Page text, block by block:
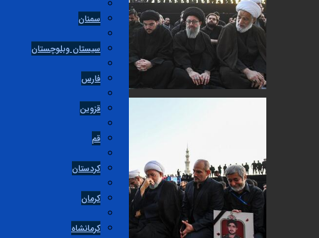
سمنان
سیستان وبلوچستان
فارس
قزوین
کردستان
کرمان
کرمانشاه